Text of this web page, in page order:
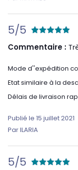
5/5
Commentaire :
Mode d''expédition
Etat similaire à la
Délais de livraison
Publié le 15 juillet 2021
Par ILARIA
5/5